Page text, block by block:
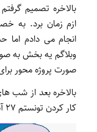
بالاخره تصمیم
ازم زمان برد. به
انجام می دادم اما
وبلاگم یه بخش به
صورت پروژه محور
بالاخره بعد از
کار کردن تونستم ۲۷ آبان ماه ۱۳۹۹ لیبوگرام رو روی سرور لانچ کنم.